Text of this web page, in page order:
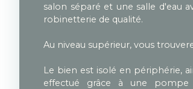
salon séparé et une salle d'eau
robinetterie de qualité.
Au niveau supérieur, vous
Le bien est isolé en périphérie,
effectué grâce à une